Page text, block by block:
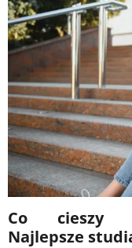
Co cieszy
Najlepsze